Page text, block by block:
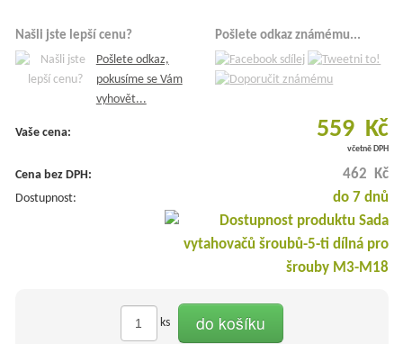
Našli jste lepší cenu?
Pošlete odkaz,
pokusíme se Vám
vyhovět...
Pošlete odkaz známému...
Vaše cena: 559 Kč
včetně DPH
Cena bez DPH: 462 Kč
Dostupnost: do 7 dnů
ks do košíku